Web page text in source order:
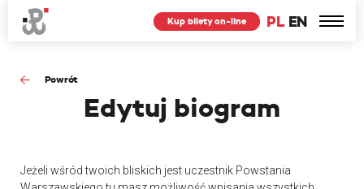
PL EN
Kup bilety on-line
Powrót
Edytuj biogram
Jeżeli wśród twoich bliskich jest uczestnik Powstania